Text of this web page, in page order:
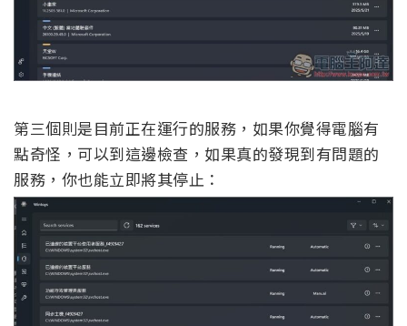
第三個則是目前正在運行的服務，如果你覺得電腦有
點奇怪，可以到這邊檢查，如果真的發現到有問題的
服務，你也能立即將其停止：